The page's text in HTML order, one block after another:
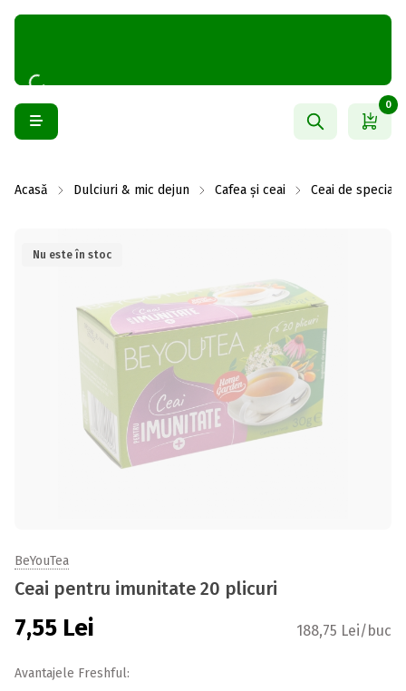
0
Acasă Dulciuri & mic dejun Cafea și ceai Ceai de
Nu este în stoc
BeYouTea
Ceai pentru imunitate 20 plicuri
7,55 Lei 188,75 Lei/buc
Avantajele Freshful: